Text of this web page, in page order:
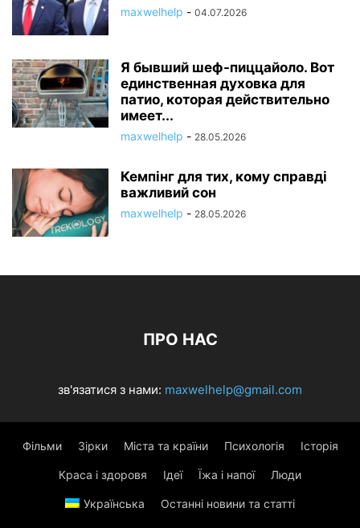
maxwelhelp - 04.07.2026
Я бывший шеф-пиццайоло. Вот
единственная духовка для
патио, которая действительно
имеет...
maxwelhelp - 28.05.2026
Кемпінг для тих, кому справді
важливий сон
maxwelhelp - 28.05.2026
ПРО НАС
зв'язатися з нами: maxwelhelp@gmail.com
Фільми Зірки Міста та країни Психологія Історія
Краса і здоровя Ідеї Їжа і напої Люди
Українська Останні новини та статті